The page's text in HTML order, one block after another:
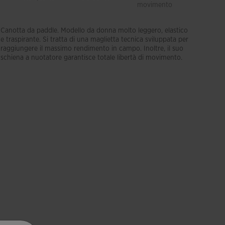
movimento
Canotta da paddle. Modello da donna molto leggero, elastico
e traspirante. Si tratta di una maglietta tecnica sviluppata per
raggiungere il massimo rendimento in campo. Inoltre, il suo
schiena a nuotatore garantisce totale libertà di movimento.